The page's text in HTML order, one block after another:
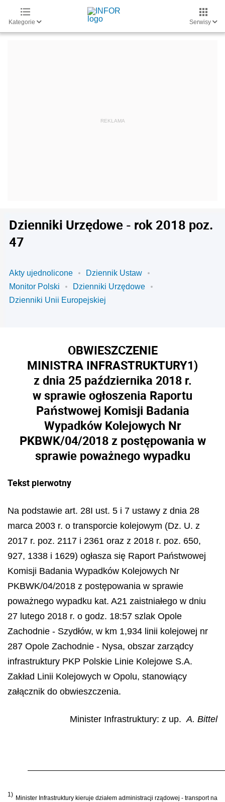
Kategorie Serwisy
Dzienniki Urzędowe - rok 2018 poz.
47
Akty ujednolicone
Dziennik Ustaw
Monitor Polski
Dzienniki Urzędowe
Dzienniki Unii Europejskiej
OBWIESZCZENIE
MINISTRA INFRASTRUKTURY1)
z dnia 25 października 2018 r.
w sprawie ogłoszenia Raportu
Państwowej Komisji Badania
Wypadków Kolejowych Nr
PKBWK/04/2018 z postępowania w
sprawie poważnego wypadku
Tekst pierwotny
Na podstawie art. 28I ust. 5 i 7 ustawy z dnia 28
marca 2003 r. o transporcie kolejowym (Dz. U. z
2017 r. poz. 2117 i 2361 oraz z 2018 r. poz. 650,
927, 1338 i 1629) ogłasza się Raport Państwowej
Komisji Badania Wypadków Kolejowych Nr
PKBWK/04/2018 z postępowania w sprawie
poważnego wypadku kat. A21 zaistniałego w dniu
27 lutego 2018 r. o godz. 18:57 szlak Opole
Zachodnie - Szydłów, w km 1,934 linii kolejowej nr
287 Opole Zachodnie - Nysa, obszar zarządcy
infrastruktury PKP Polskie Linie Kolejowe S.A.
Zakład Linii Kolejowych w Opolu, stanowiący
załącznik do obwieszczenia.
Minister Infrastruktury: z up. A. Bittel
1) Minister Infrastruktury kieruje działem administracji rządowej - transport na